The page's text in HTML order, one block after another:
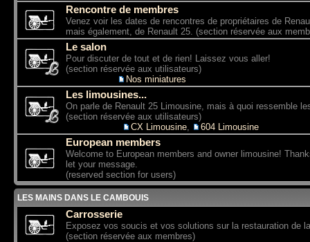
Rencontre de membres
Venez voir les dates de rencontres de propriétaires de
mais également, de Renault 25. (section réservée aux
Le salon
Pour discuter de tout et de rien! Laissez vous aller!
(section réservée aux utilisateurs)
Nos miniatures
Les limousines...
On parle de Renault 25 Limousine, mais à quoi ressemble
(section réservée aux utilisateurs)
CX Limousine, 604 Limousine
European members
Welcome to European members and owner limousine!
let your message.
(reserved section for users)
LES MAINS DANS LE CAMBOUIS
Carrosserie
Exposez vos soucis et vos solutions sur la restauration de
(section réservée aux membres)